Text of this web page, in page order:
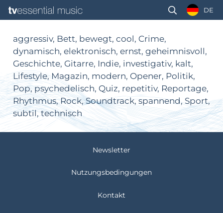
DE
aggressiv, Bett, bewegt, cool, Crime,
dynamisch, elektronisch, ernst, geheimnisvoll,
Geschichte, Gitarre, Indie, investigativ, kalt,
Lifestyle, Magazin, modern, Opener, Politik,
Pop, psychedelisch, Quiz, repetitiv, Reportage,
Rhythmus, Rock, Soundtrack, spannend, Sport,
subtil, technisch
Newsletter
Nutzungsbedingungen
Kontakt